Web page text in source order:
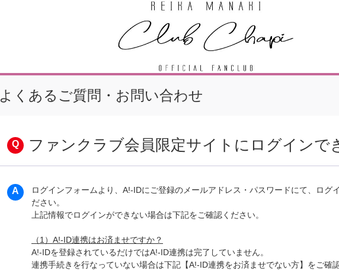
よくあるご質問・お問い合わせ
ファンクラブ会員限定サイトにログインで
ログインフォームより、A!-IDにご登録のメールアドレス・パスワードにて、ログ
ださい。
上記情報でログインができない場合は下記をご確認ください。
（1）A!-ID連携はお済ませですか？
A!-IDを登録されているだけではA!-ID連携は完了していません。
連携手続きを行なっていない場合は下記【A!-ID連携をお済ませでない方】をご確